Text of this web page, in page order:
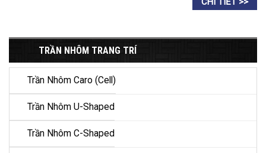
TRẦN NHÔM TRANG TRÍ
Trần Nhôm Caro (Cell)
Trần Nhôm U-Shaped
Trần Nhôm C-Shaped